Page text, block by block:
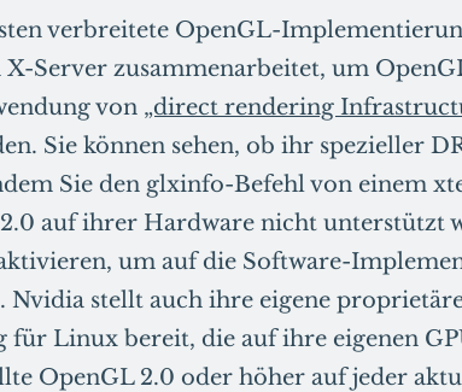
verbreitete OpenGL-
Server zusammenarbeitet, um
von „direct rendering
Sie können sehen, ob ihr spezieller
Sie den glxinfo-Befehl von einem
auf ihrer Hardware nicht unterstützt
um auf die Software-
Nvidia stellt auch ihre eigene
Linux bereit, die auf ihre eigenen
OpenGL 2.0 oder höher auf jeder